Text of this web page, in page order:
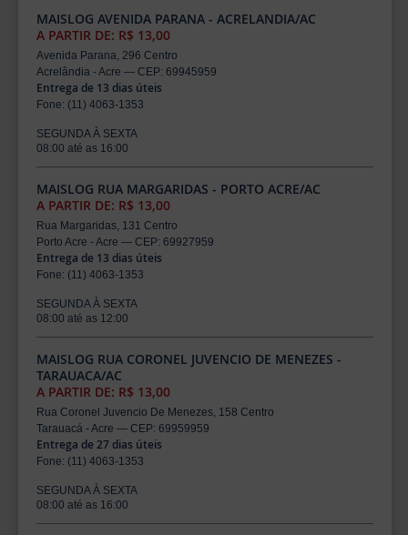
MAISLOG AVENIDA PARANA - ACRELANDIA/AC
A PARTIR DE: R$ 13,00
Avenida Parana, 296 Centro
Acrelândia - Acre — CEP: 69945959
Entrega de 13 dias úteis
Fone: (11) 4063-1353
SEGUNDA À SEXTA
08:00 até as 16:00
MAISLOG RUA MARGARIDAS - PORTO ACRE/AC
A PARTIR DE: R$ 13,00
Rua Margaridas, 131 Centro
Porto Acre - Acre — CEP: 69927959
Entrega de 13 dias úteis
Fone: (11) 4063-1353
SEGUNDA À SEXTA
08:00 até as 12:00
MAISLOG RUA CORONEL JUVENCIO DE MENEZES -
TARAUACA/AC
A PARTIR DE: R$ 13,00
Rua Coronel Juvencio De Menezes, 158 Centro
Tarauacá - Acre — CEP: 69959959
Entrega de 27 dias úteis
Fone: (11) 4063-1353
SEGUNDA À SEXTA
08:00 até as 16:00